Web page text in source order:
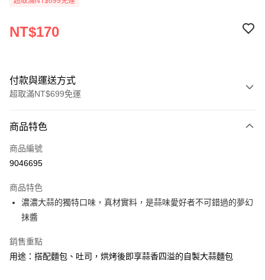
NT$170
付款與運送方式
超取滿NT$699免運
信用卡一次付款
Apple Pay
運送方式
• 付款後全家取貨
每筆NT$60，滿NT$699(含以上)免運費
• 付款後7-11取貨
每筆NT$60，滿NT$699(含以上)免運費
商品特色
商品編號
9046695
商品特色
濃濃大蒜的獨特口味，真材實料，是蒜味愛好者不可錯過的夢幻
抹醬
銷售重點
用途：搭配麵包、吐司，烘烤後即享蒜香四溢的自製大蒜麵包